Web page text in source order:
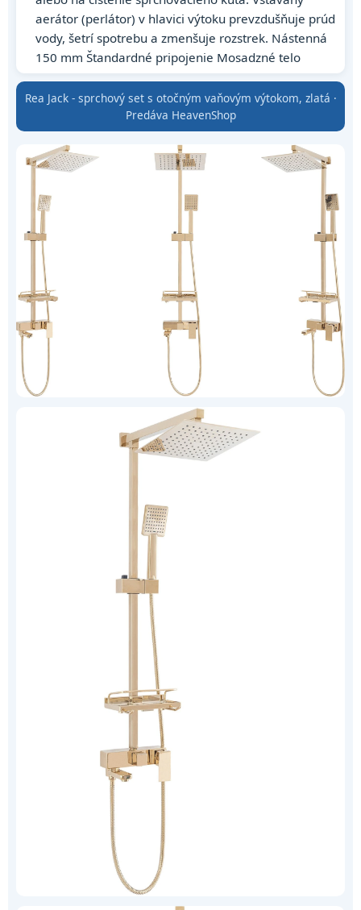
aerátor (perlátor) v hlavici výtoku prevzdušňuje prúd
vody, šetrí spotrebu a zmenšuje rozstrek. Nástenná
150 mm Štandardné pripojenie Mosadzné telo
Rea Jack - sprchový set s otočným vaňovým výtokom, zlatá ·
Predáva HeavenShop